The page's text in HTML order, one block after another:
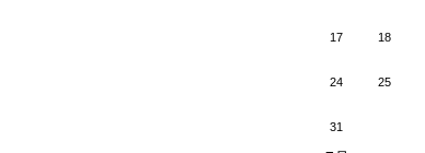
17 18
24 25
31